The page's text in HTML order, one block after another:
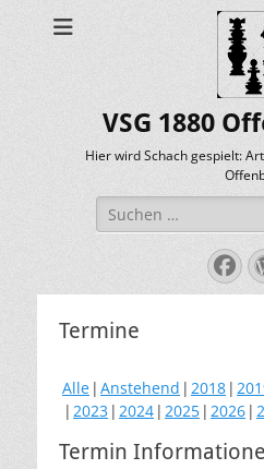
VSG 1880
Hier wird Schach gespielt:
Suche
nach:
Termine
Alle Anstehend 2018
2023 2024 2025 2026
Termin